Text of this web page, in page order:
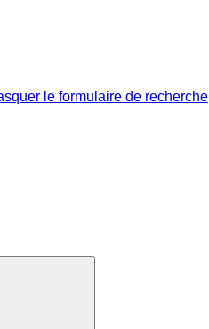
le formulaire de recherche